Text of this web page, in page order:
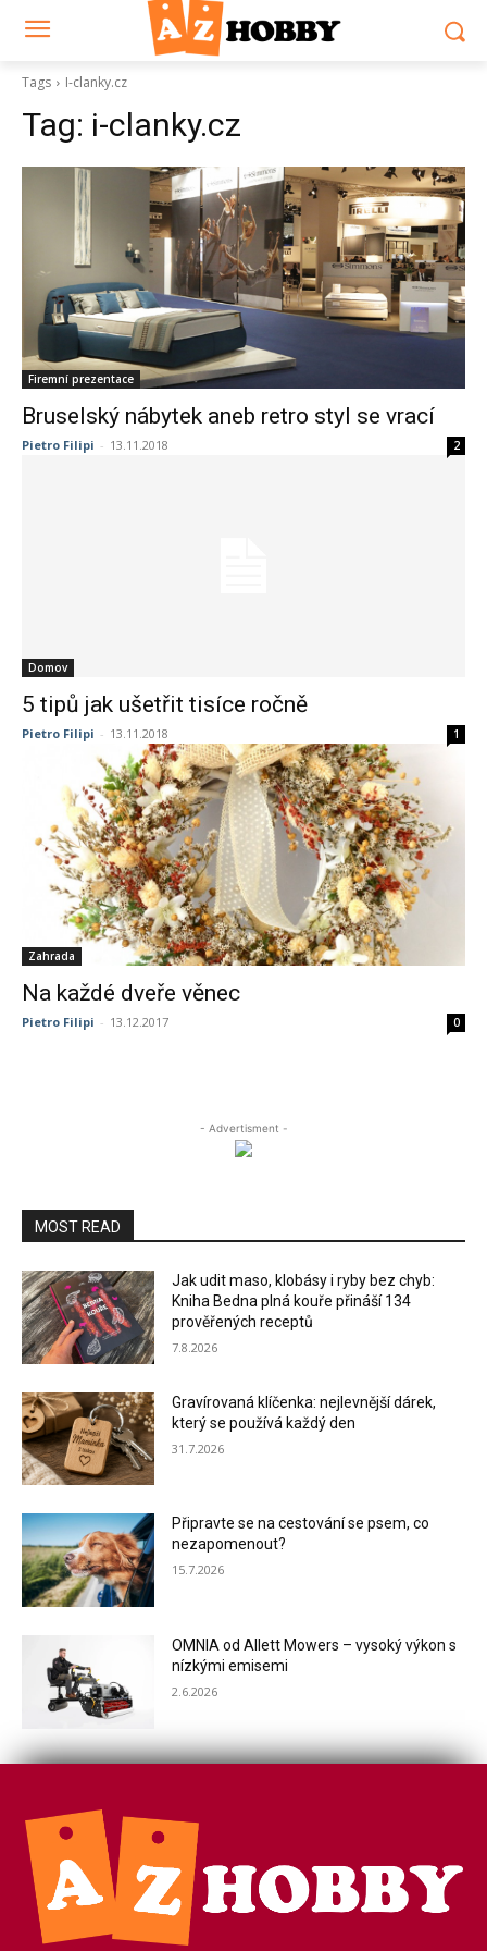
Tags I-clanky.cz
Tag: i-clanky.cz
Firemní prezentace
Bruselský nábytek aneb retro styl se vrací
Pietro Filipi - 13.11.2018 2
Domov
5 tipů jak ušetřit tisíce ročně
Pietro Filipi - 13.11.2018 1
Zahrada
Na každé dveře věnec
Pietro Filipi - 13.12.2017 0
- Advertisment -
MOST READ
Jak udit maso, klobásy i ryby bez chyb:
Kniha Bedna plná kouře přináší 134
prověřených receptů
7.8.2026
Gravírovaná klíčenka: nejlevnější dárek,
který se používá každý den
31.7.2026
Připravte se na cestování se psem, co
nezapomenout?
15.7.2026
OMNIA od Allett Mowers – vysoký výkon s
nízkými emisemi
2.6.2026